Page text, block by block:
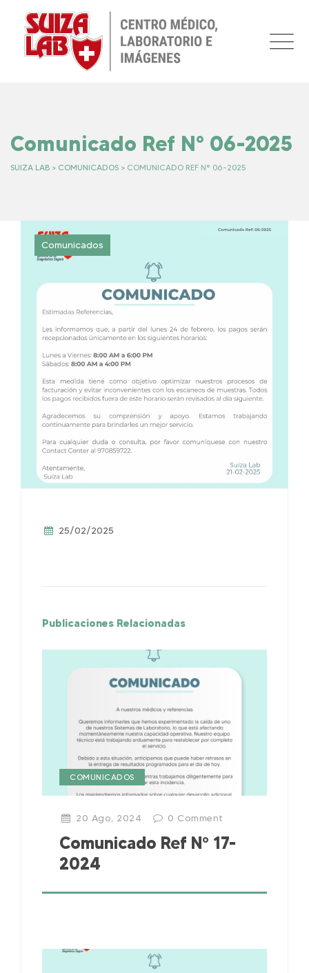
content
Comunicado Ref N° 06-2025
SUIZA LAB > COMUNICADOS > COMUNICADO REF N° 06-2025
Comunicados
25/02/2025
Publicaciones Relacionadas
COMUNICADOS
20 Ago, 2024 0 Comment
Comunicado Ref N° 17-
2024